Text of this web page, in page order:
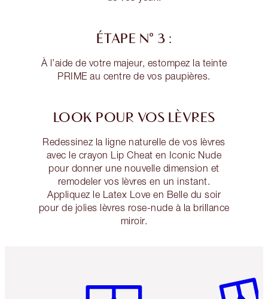
ÉTAPE N° 3 :
À l’aide de votre majeur, estompez la teinte
PRIME au centre de vos paupières.
LOOK POUR VOS LÈVRES
Redessinez la ligne naturelle de vos lèvres
avec le crayon Lip Cheat en Iconic Nude
pour donner une nouvelle dimension et
remodeler vos lèvres en un instant.
Appliquez le Latex Love en Belle du soir
pour de jolies lèvres rose-nude à la brillance
miroir.